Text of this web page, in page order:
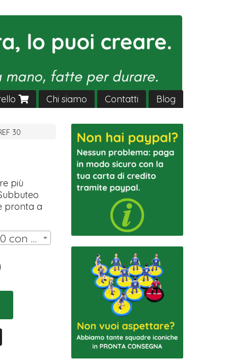
Chi siamo Contatti Blog
30
più
pronta a
SCATOLA HW ANNI 70 con 11 miniature (10 omini, portiere su asta) | € 30,00